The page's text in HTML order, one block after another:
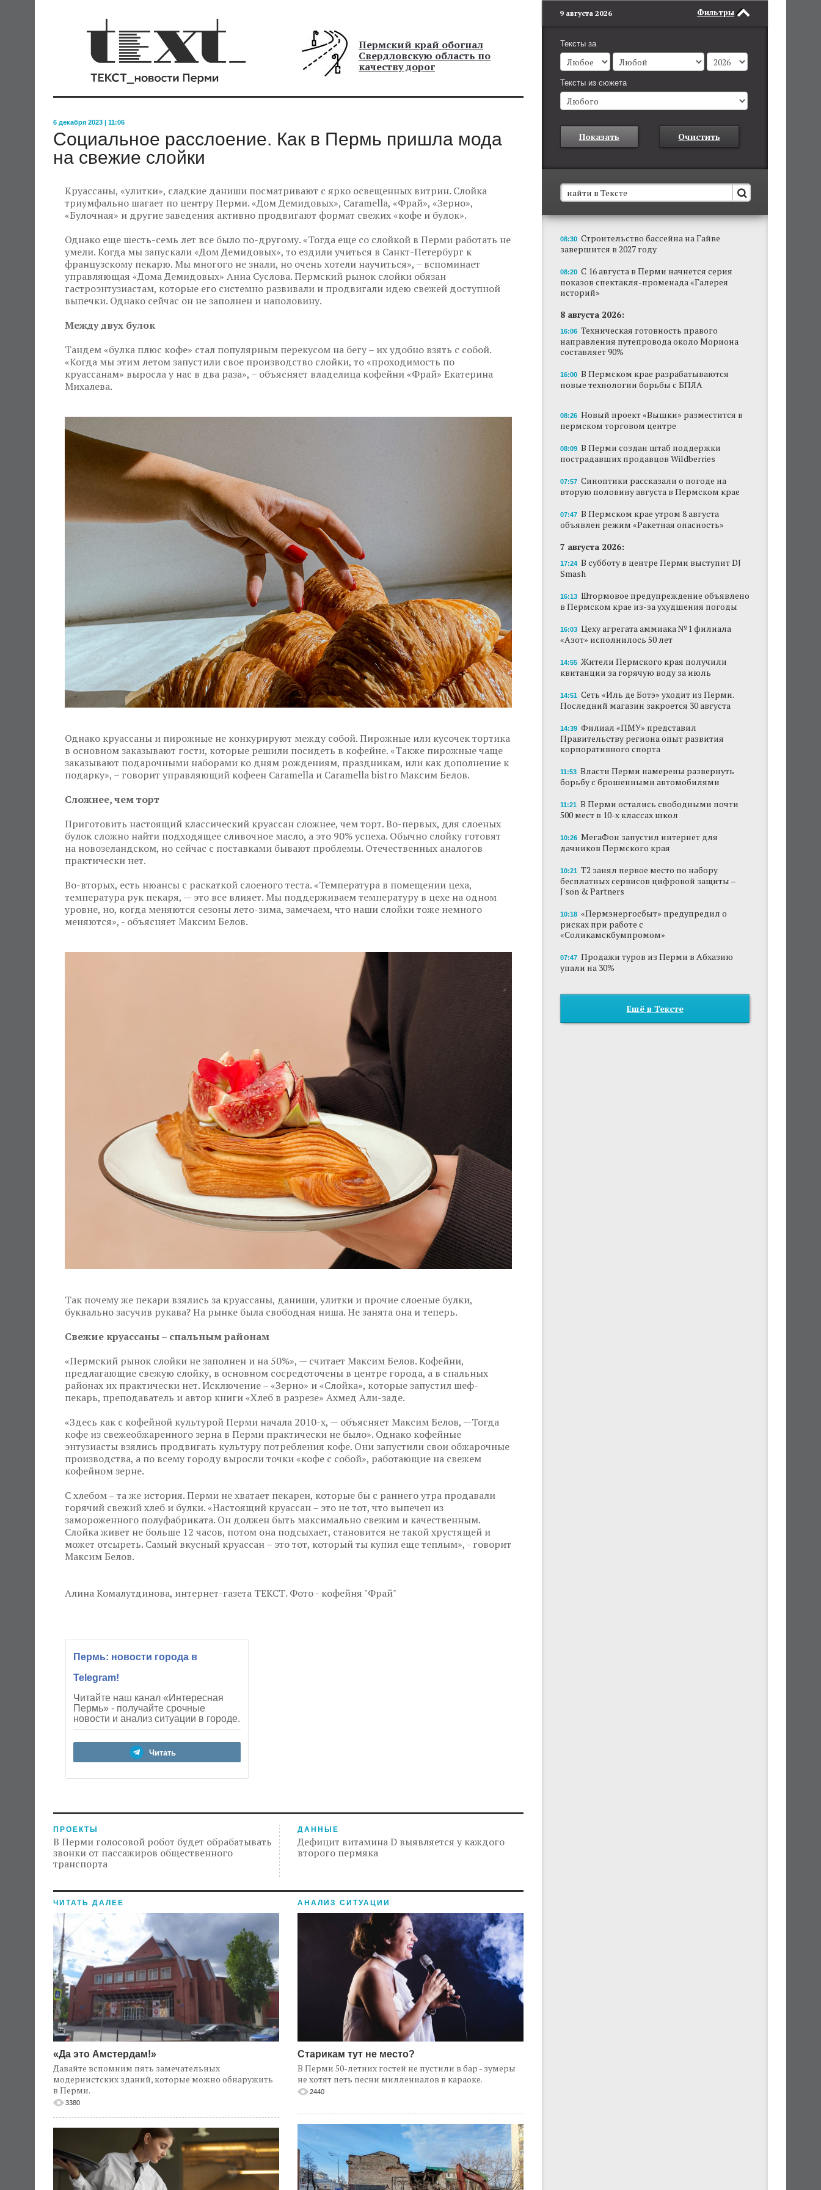
Пермский край обогнал
Свердловскую область по
качеству дорог
6 декабря 2023 | 11:06
Социальное расслоение. Как в Пермь пришла мода
на свежие слойки
Круассаны, «улитки», сладкие даниши посматривают с ярко освещенных витрин. Слойка
триумфально шагает по центру Перми. «Дом Демидовых», Caramella, «Фрай», «Зерно»,
«Булочная» и другие заведения активно продвигают формат свежих «кофе и булок».
Однако еще шесть-семь лет все было по-другому. «Тогда еще со слойкой в Перми работать не
умели. Когда мы запускали «Дом Демидовых», то ездили учиться в Санкт-Петербург к
французскому пекарю. Мы многого не знали, но очень хотели научиться», – вспоминает
управляющая «Дома Демидовых» Анна Суслова. Пермский рынок слойки обязан
гастроэнтузиастам, которые его системно развивали и продвигали идею свежей доступной
выпечки. Однако сейчас он не заполнен и наполовину.
Между двух булок
Тандем «булка плюс кофе» стал популярным перекусом на бегу – их удобно взять с собой.
«Когда мы этим летом запустили свое производство слойки, то «проходимость по
круассанам» выросла у нас в два раза», – объясняет владелица кофейни «Фрай» Екатерина
Михалева.
Однако круассаны и пирожные не конкурируют между собой. Пирожные или кусочек тортика
в основном заказывают гости, которые решили посидеть в кофейне. «Также пирожные чаще
заказывают подарочными наборами ко дням рождениям, праздникам, или как дополнение к
подарку», – говорит управляющий кофеен Caramella и Caramella bistro Максим Белов.
Сложнее, чем торт
Приготовить настоящий классический круассан сложнее, чем торт. Во-первых, для слоеных
булок сложно найти подходящее сливочное масло, а это 90% успеха. Обычно слойку готовят
на новозеландском, но сейчас с поставками бывают проблемы. Отечественных аналогов
практически нет.
Во-вторых, есть нюансы с раскаткой слоеного теста. «Температура в помещении цеха,
температура рук пекаря, — это все влияет. Мы поддерживаем температуру в цехе на одном
уровне, но, когда меняются сезоны лето-зима, замечаем, что наши слойки тоже немного
меняются», - объясняет Максим Белов.
Так почему же пекари взялись за круассаны, даниши, улитки и прочие слоеные булки,
буквально засучив рукава? На рынке была свободная ниша. Не занята она и теперь.
Свежие круассаны – спальным районам
«Пермский рынок слойки не заполнен и на 50%», — считает Максим Белов. Кофейни,
предлагающие свежую слойку, в основном сосредоточены в центре города, а в спальных
районах их практически нет. Исключение – «Зерно» и «Слойка», которые запустил шеф-
пекарь, преподаватель и автор книги «Хлеб в разрезе» Ахмед Али-заде.
«Здесь как с кофейной культурой Перми начала 2010-х, — объясняет Максим Белов, —Тогда
кофе из свежеобжаренного зерна в Перми практически не было». Однако кофейные
энтузиасты взялись продвигать культуру потребления кофе. Они запустили свои обжарочные
производства, а по всему городу выросли точки «кофе с собой», работающие на свежем
кофейном зерне.
С хлебом – та же история. Перми не хватает пекарен, которые бы с раннего утра продавали
горячий свежий хлеб и булки. «Настоящий круассан – это не тот, что выпечен из
замороженного полуфабриката. Он должен быть максимально свежим и качественным.
Слойка живет не больше 12 часов, потом она подсыхает, становится не такой хрустящей и
может отсыреть. Самый вкусный круассан – это тот, который ты купил еще теплым», - говорит
Максим Белов.
Алина Комалутдинова, интернет-газета ТЕКСТ. Фото - кофейня "Фрай"
Пермь: новости города в
Telegram!
Читайте наш канал «Интересная
Пермь» - получайте срочные
новости и анализ ситуации в городе.
Читать
ПРОЕКТЫ
В Перми голосовой робот будет обрабатывать
звонки от пассажиров общественного
транспорта
ДАННЫЕ
Дефицит витамина D выявляется у каждого
второго пермяка
ЧИТАТЬ ДАЛЕЕ
«Да это Амстердам!»
Давайте вспомним пять замечательных
модернистских зданий, которые можно обнаружить
в Перми.
3380
АНАЛИЗ СИТУАЦИИ
Старикам тут не место?
В Перми 50-летних гостей не пустили в бар - зумеры
не хотят петь песни миллениалов в караоке.
2440
Фильтры
9 августа 2026
Тексты за
Тексты из сюжета
Показать Очистить
В Пермском крае установят новые станции
обнаружения беспилотников
Они используются для обнаружения и
отслеживания БПЛА в воздухе.
Новый проект «Вышки» разместится в
пермском торговом центре
В Перми создан штаб поддержки
пострадавших продавцов Wildberries
Сеть «Иль де Ботэ» уходит из Перми
Власти Перми намерены развернуть борьбу
с брошенными автомобилями
Продажи туров из Перми в Абхазию упали
на 30%
Власти вернулись к проекту большого
стадиона в Камской долине Перми
08:30 Строительство бассейна на Гайве
завершится в 2027 году
08:20 С 16 августа в Перми начнется серия
показов спектакля-променада «Галерея
историй»
8 августа 2026:
16:06 Техническая готовность правого
направления путепровода около Мориона
составляет 90%
16:00 В Пермском крае разрабатываются
новые технологии борьбы с БПЛА
08:26 Новый проект «Вышки» разместится в
пермском торговом центре
08:09 В Перми создан штаб поддержки
пострадавших продавцов Wildberries
07:57 Синоптики рассказали о погоде на
вторую половину августа в Пермском крае
07:47 В Пермском крае утром 8 августа
объявлен режим «Ракетная опасность»
7 августа 2026:
17:24 В субботу в центре Перми выступит DJ
Smash
16:13 Штормовое предупреждение объявлено
в Пермском крае из-за ухудшения погоды
16:03 Цеху агрегата аммиака №1 филиала
«Азот» исполнилось 50 лет
14:55 Жители Пермского края получили
квитанции за горячую воду за июль
14:51 Сеть «Иль де Ботэ» уходит из Перми.
Последний магазин закроется 30 августа
14:39 Филиал «ПМУ» представил
Правительству региона опыт развития
корпоративного спорта
11:53 Власти Перми намерены развернуть
борьбу с брошенными автомобилями
11:21 В Перми остались свободными почти
500 мест в 10-х классах школ
10:26 МегаФон запустил интернет для
дачников Пермского края
10:21 Т2 занял первое место по набору
бесплатных сервисов цифровой защиты –
J'son & Partners
10:18 «Пермэнергосбыт» предупредил о
рисках при работе с
«Соликамскбумпромом»
07:47 Продажи туров из Перми в Абхазию
упали на 30%
Ещё в Тексте